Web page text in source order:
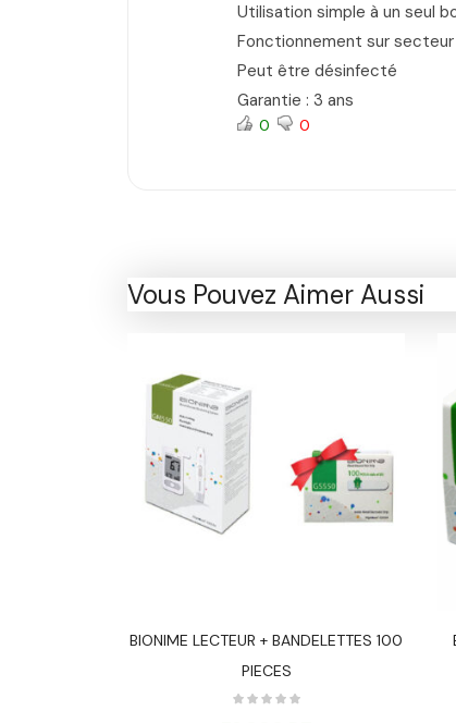
Utilisation simple à un seul
Fonctionnement sur secteur
Peut être désinfecté
Garantie : 3 ans
0 0
Vous Pouvez Aimer Aussi
BIONIME LECTEUR + BANDELETTES 100
PIECES